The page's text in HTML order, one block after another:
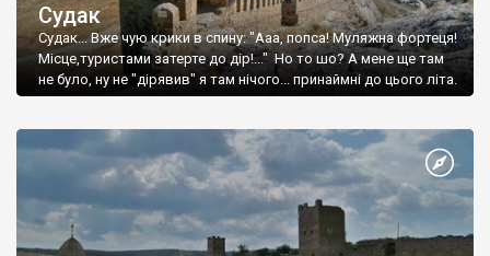
Судак
Судак... Вже чую крики в спину: "Ааа, попса! Муляжна фортеця!
Місце,туристами затерте до дір!..." Но то шо? А мене ще там
не було, ну не "дірявив" я там нічого... принаймні до цього літа.